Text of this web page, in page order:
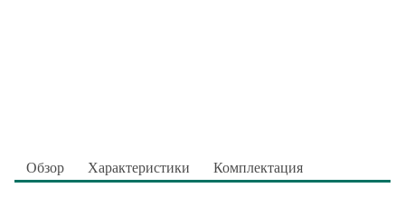
Обзор Характеристики Комплектация